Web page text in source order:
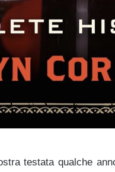
testata qualche